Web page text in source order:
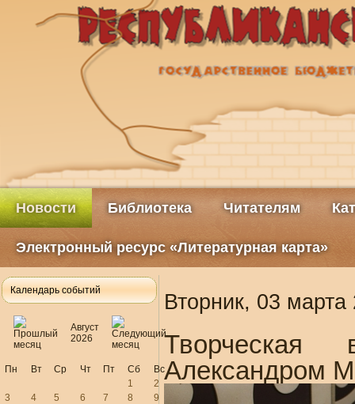
Новости Библиотека Читателям
Электронный ресурс «Литературная карта»
Календарь событий
Август
2026
Пн Вт Ср Чт Пт Сб
Вс
1
2
3
4 5 6 7 8
9
Вторник, 03
Александром